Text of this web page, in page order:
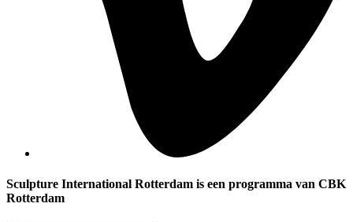
Sculpture International Rotterdam is een programma van CBK
Rotterdam